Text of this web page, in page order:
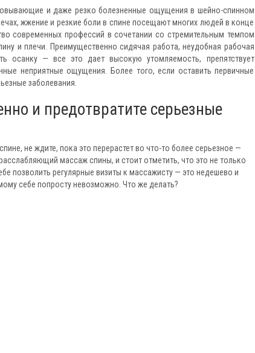
и даже резко болезненные ощущения в шейно-спинном
жжение и резкие боли в спине посещают многих людей в конце
современных профессий в сочетании со стремительным темпом
и плечи. Преимущественно сидячая работа, неудобная рабочая
осанку — все это дает высокую утомляемость, препятствует
неприятные ощущения. Более того, если оставить первичные
заболевания.
и предотвратите серьезные
не ждите, пока это перерастет во что-то более серьезное —
массаж спины, и стоит отметить, что это не только
позволить регулярные визиты к массажисту — это недешево и
себе попросту невозможно. Что же делать?